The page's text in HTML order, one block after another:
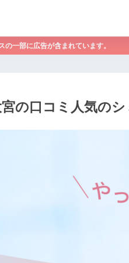
一部に広告が含まれています。
の口コミ人気の